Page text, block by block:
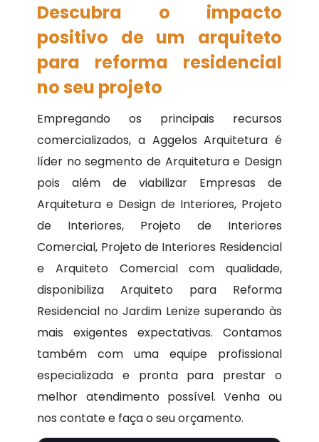
Descubra o impacto
positivo de um arquiteto
para reforma residencial
no seu projeto
Empregando os principais recursos
comercializados, a Aggelos Arquitetura é
líder no segmento de Arquitetura e Design
pois além de viabilizar Empresas de
Arquitetura e Design de Interiores, Projeto
de Interiores, Projeto de Interiores
Comercial, Projeto de Interiores Residencial
e Arquiteto Comercial com qualidade,
disponibiliza Arquiteto para Reforma
Residencial no Jardim Lenize superando às
mais exigentes expectativas. Contamos
também com uma equipe profissional
especializada e pronta para prestar o
melhor atendimento possível. Venha ou
nos contate e faça o seu orçamento.